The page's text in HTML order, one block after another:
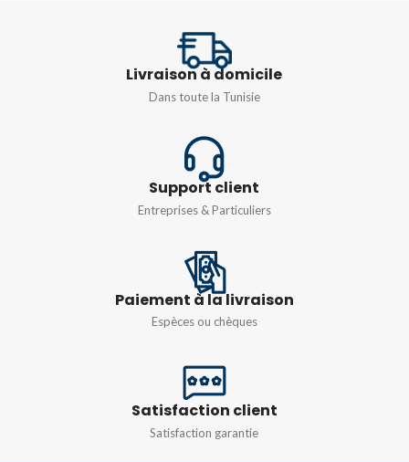
TENSION
TYPE DE COURBE
Livraison à domicile
Dans toute la Tunisie
Support client
Entreprises & Particuliers
Paiement à la livraison
Espèces ou chèques
Satisfaction client
Satisfaction garantie